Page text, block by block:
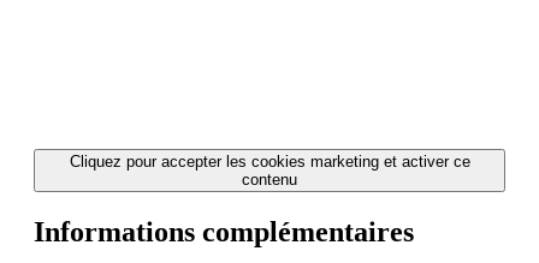
Cliquez pour accepter les cookies marketing et activer ce
contenu
Informations complémentaires